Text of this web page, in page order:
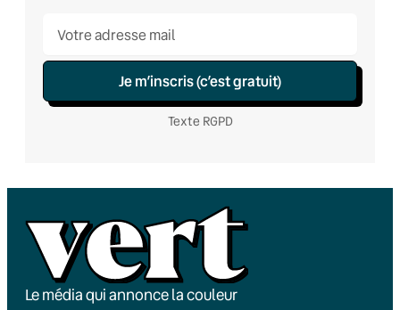
Je m’inscris (c’est gratuit)
Texte RGPD
Le média qui annonce la couleur